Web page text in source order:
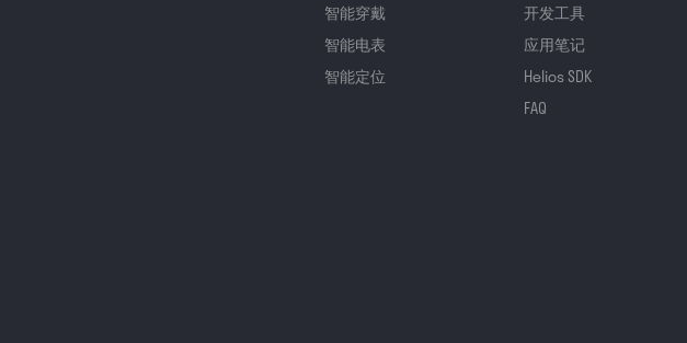
智能穿戴
智能电表
智能定位
开发工具
应用笔记
Helios SDK
FAQ